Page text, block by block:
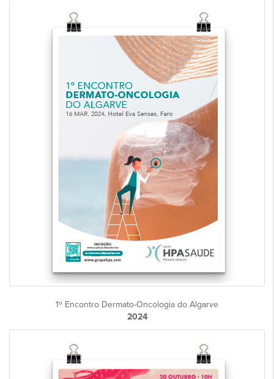
1º Encontro Dermato-Oncologia do Algarve
2024